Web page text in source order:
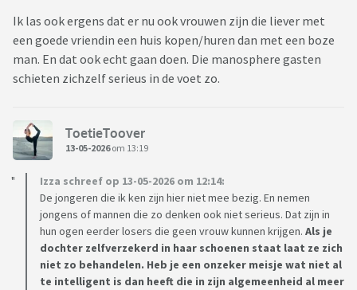
Ik las ook ergens dat er nu ook vrouwen zijn die liever met
een goede vriendin een huis kopen/huren dan met een boze
man. En dat ook echt gaan doen. Die manosphere gasten
schieten zichzelf serieus in de voet zo.
ToetieToover
13-05-2026om 13:19
Izza schreef op 13-05-2026 om 12:14:
De jongeren die ik ken zijn hier niet mee bezig. En nemen
jongens of mannen die zo denken ook niet serieus. Dat zijn in
hun ogen eerder losers die geen vrouw kunnen krijgen. Als je
dochter zelfverzekerd in haar schoenen staat laat ze zich
niet zo behandelen. Heb je een onzeker meisje wat niet al
te intelligent is dan heeft die in zijn algemeenheid al meer